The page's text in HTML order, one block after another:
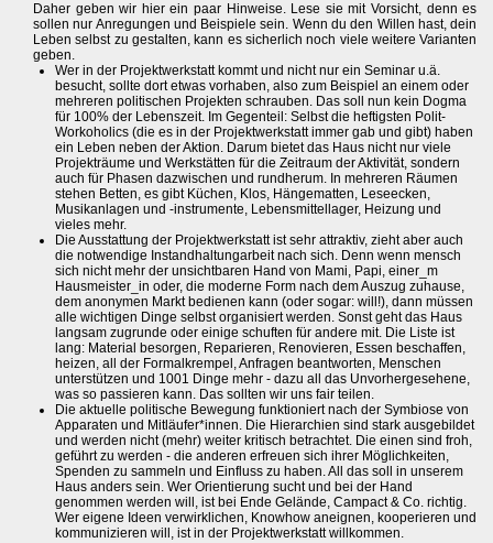
Daher geben wir hier ein paar Hinweise. Lese sie mit Vorsicht, denn es
sollen nur Anregungen und Beispiele sein. Wenn du den Willen hast, dein
Leben selbst zu gestalten, kann es sicherlich noch viele weitere Varianten
geben.
Wer in der Projektwerkstatt kommt und nicht nur ein Seminar u.ä.
besucht, sollte dort etwas vorhaben, also zum Beispiel an einem oder
mehreren politischen Projekten schrauben. Das soll nun kein Dogma
für 100% der Lebenszeit. Im Gegenteil: Selbst die heftigsten Polit-
Workoholics (die es in der Projektwerkstatt immer gab und gibt) haben
ein Leben neben der Aktion. Darum bietet das Haus nicht nur viele
Projekträume und Werkstätten für die Zeitraum der Aktivität, sondern
auch für Phasen dazwischen und rundherum. In mehreren Räumen
stehen Betten, es gibt Küchen, Klos, Hängematten, Leseecken,
Musikanlagen und -instrumente, Lebensmittellager, Heizung und
vieles mehr.
Die Ausstattung der Projektwerkstatt ist sehr attraktiv, zieht aber auch
die notwendige Instandhaltungarbeit nach sich. Denn wenn mensch
sich nicht mehr der unsichtbaren Hand von Mami, Papi, einer_m
Hausmeister_in oder, die moderne Form nach dem Auszug zuhause,
dem anonymen Markt bedienen kann (oder sogar: will!), dann müssen
alle wichtigen Dinge selbst organisiert werden. Sonst geht das Haus
langsam zugrunde oder einige schuften für andere mit. Die Liste ist
lang: Material besorgen, Reparieren, Renovieren, Essen beschaffen,
heizen, all der Formalkrempel, Anfragen beantworten, Menschen
unterstützen und 1001 Dinge mehr - dazu all das Unvorhergesehene,
was so passieren kann. Das sollten wir uns fair teilen.
Die aktuelle politische Bewegung funktioniert nach der Symbiose von
Apparaten und Mitläufer*innen. Die Hierarchien sind stark ausgebildet
und werden nicht (mehr) weiter kritisch betrachtet. Die einen sind froh,
geführt zu werden - die anderen erfreuen sich ihrer Möglichkeiten,
Spenden zu sammeln und Einfluss zu haben. All das soll in unserem
Haus anders sein. Wer Orientierung sucht und bei der Hand
genommen werden will, ist bei Ende Gelände, Campact & Co. richtig.
Wer eigene Ideen verwirklichen, Knowhow aneignen, kooperieren und
kommunizieren will, ist in der Projektwerkstatt willkommen.